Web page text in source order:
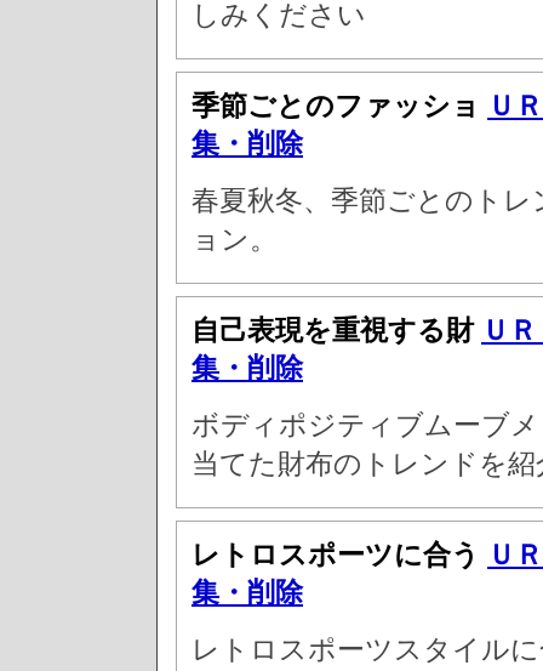
しみください
季節ごとのファッショ
Ｕ
集・削除
春夏秋冬、季節ごとのト
ョン。
自己表現を重視する財 Ｕ
集・削除
ボディポジティブムーブ
当てた財布のトレンドを紹
レトロスポーツに合う
Ｕ
集・削除
レトロスポーツスタイル